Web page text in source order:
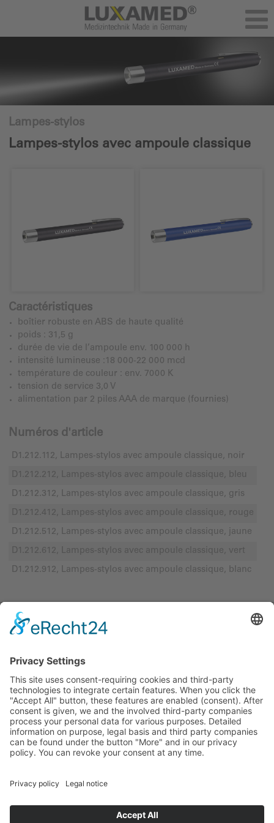
Lampes-stylos
Lampes-stylos avec ampoule classique
Caractéristiques
boîtier robuste en ABS de haute qualité
poids : 31,5 g
durée de vie de l’ampoule env. 100 000 h
intensité lumineuse :18 000-22 000 mcd
température de couleur : env. 7000 K
tension de service 3,0 V
alimentation par 2 piles AAA de marque (fournies)
Numéros d'article
D1.212.112, Lampes-stylos avec ampoule classique, noir
D1.212.212, Lampes-stylos avec ampoule classique, bleu
D1.212.312, Lampes-stylos avec ampoule classique, gris
D1.212.412, Lampes-stylos avec ampoule classique, rouge
D1.212.512, Lampes-stylos avec ampoule classique, jaune
D1.212.612, Lampes-stylos avec ampoule classique, vert
D1.212.912, Lampes-stylos avec ampoule classique, blanc
LUXAMED GmbH & Co. KG
Daniel-Weil-Str. 3
Allemagne
Téléphone:+49 (0) 7344 92905-0
Fax: +49 (0) 7344 92905-10
info@luxamed.de
www.luxamed.de